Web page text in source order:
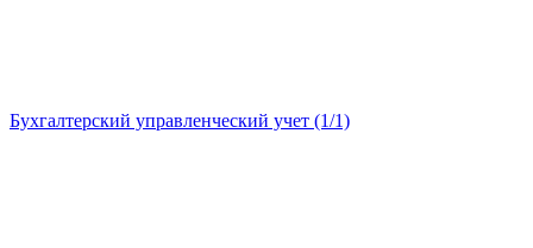
Бухгалтерский управленческий учет (1/1)